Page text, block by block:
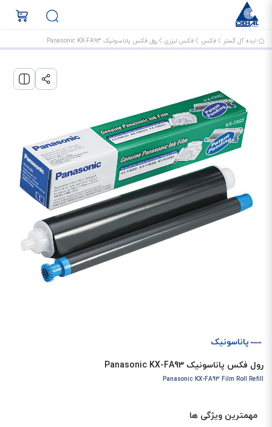
ایده آل گستر فکس فکس لیزری رول فکس پاناسونیک Panasonic KX-FA93
پاناسونیک
رول فکس پاناسونیک Panasonic KX-FA93
Panasonic KX-FA93 Film Roll Refill
مهمترین ویژگی ها